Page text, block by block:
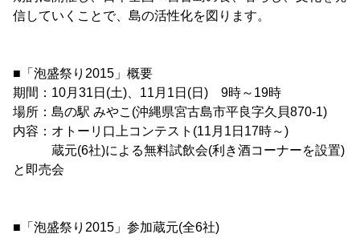
信していくことで、島の活性化を図ります。
■「泡盛祭り2015」概要
期間：10月31日(土)、11月1日(日) 9時～19時
場所：島の駅 みやこ(沖縄県宮古島市平良字久貝870-1)
内容：オトーリ口上コンテスト(11月1日17時～)
蔵元(6社)による無料試飲会(利き酒コーナーを設置)
と即売会
■「泡盛祭り2015」参加蔵元(全6社)